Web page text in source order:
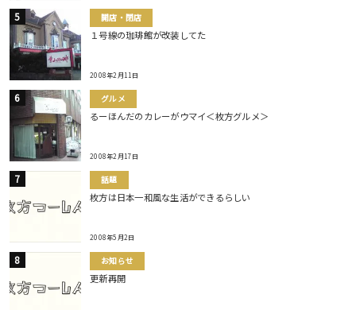
開店・閉店
１号線の珈琲館が改装してた
2008年2月11日
グルメ
るーほんだのカレーがウマイ＜枚方グルメ＞
2008年2月17日
話題
枚方は日本一和風な生活ができるらしい
2008年5月2日
お知らせ
更新再開